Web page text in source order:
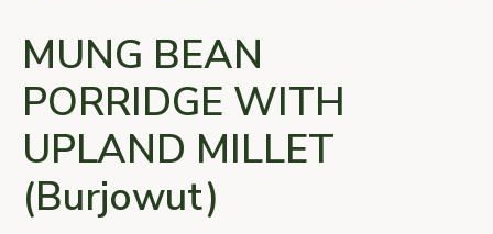
MUNG BEAN
PORRIDGE WITH
UPLAND MILLET
(Burjowut)